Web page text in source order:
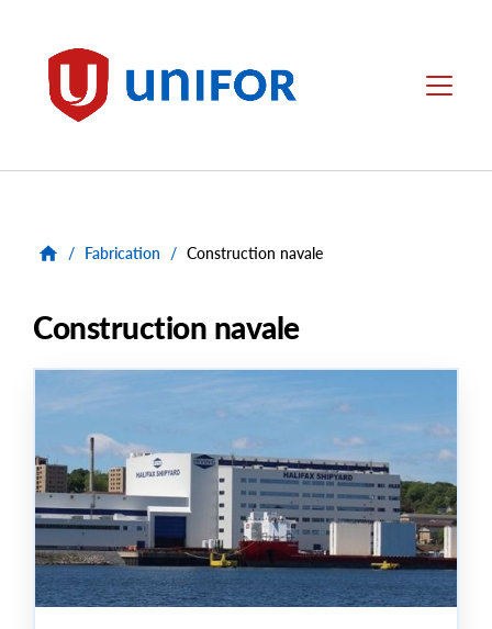
Unifor Menu
/ Fabrication / Construction navale
Construction navale